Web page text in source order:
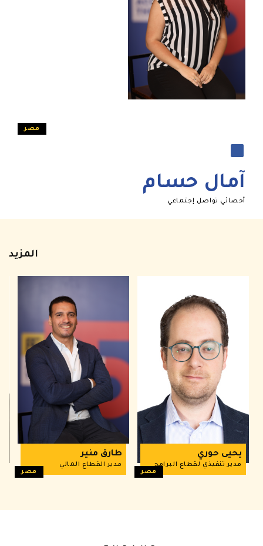
مصر
آمال حسام
أخصائي تواصل إجتماعي
المزيد
يحيى حوري
مدير تنفيذي لقطاع البرامج
مصر
طارق منير
مدير القطاع المالي
مصر